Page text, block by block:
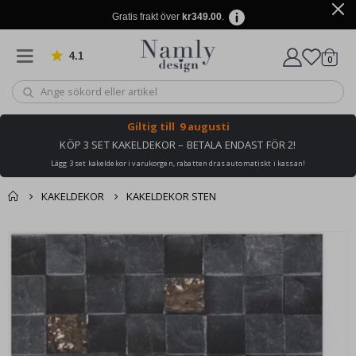
Gratis frakt över kr349.00.
4.1 Baserat på 1024 betyg 0
Giltig till 9 augusti
KÖP 3 SET KAKELDEKOR – BETALA ENDAST FÖR 2!
Lägg 3 set kakeldekor i varukorgen, rabatten dras automatiskt i kassan!
KAKELDEKOR KAKELDEKOR STEN
Du kanske också
gillar detta ✔
Kundvagn
Hoppa
slutet
bildgalleriet